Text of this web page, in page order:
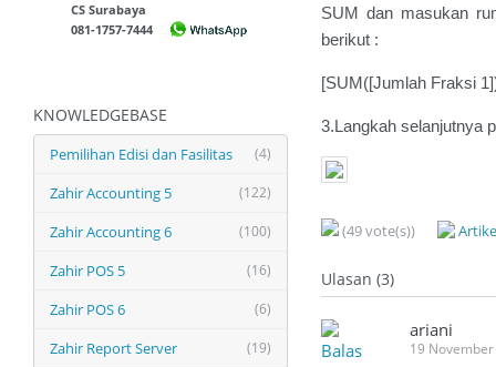
CS Surabaya
081-1757-7444
KNOWLEDGEBASE
(4)
Pemilihan Edisi dan Fasilitas
(122)
Zahir Accounting 5
(100)
Zahir Accounting 6
(16)
Zahir POS 5
(6)
Zahir POS 6
(19)
Zahir Report Server
SUM dan masukan
berikut :
[SUM([Jumlah Fraksi
3.Langkah selanjutnya
(49 vote(s))
Ulasan (3)
Balas
ariani
19